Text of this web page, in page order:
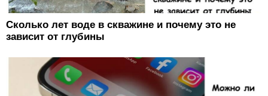
Сколько лет воде в скважине и почему это не
зависит от глубины